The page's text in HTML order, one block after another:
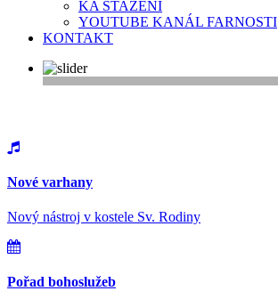
KA STAŽENÍ
YOUTUBE KANÁL FARNOSTI
KONTAKT
Nové varhany
Nový nástroj v kostele Sv. Rodiny
Pořad bohoslužeb